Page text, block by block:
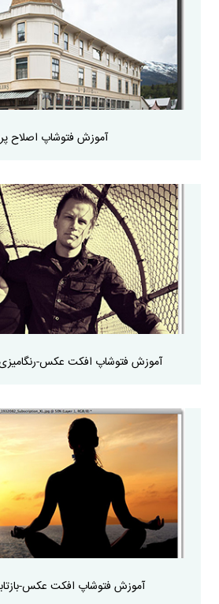
آموزش فتوشاپ اصلاح
آموزش فتوشاپ افکت عکس-رنگامیزی
آموزش فتوشاپ افکت عکس-